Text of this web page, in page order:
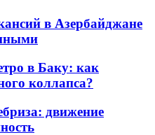
в Азербайджане
в Баку: как
коллапса?
движение